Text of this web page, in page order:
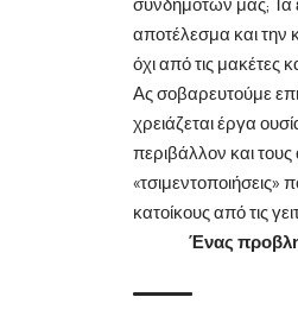
αποτέλεσμα και την
όχι από τις μακέτες
Ας σοβαρευτούμε
χρειάζεται έργα
περιβάλλον και
«τσιμεντοποιήσεις»
κατοίκους από τις
Ένας